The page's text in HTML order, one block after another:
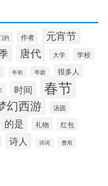
的 作者 元宵节
唐代 大学 学校
年初 年龄 很多人
时间 春节
幻西游 汤圆
的是 礼物
红包
诗人 诗词 费用